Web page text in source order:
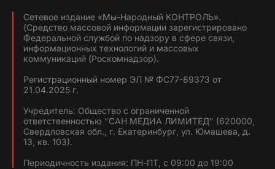
Сетевое издание «Мы-Народный КОНТРОЛЬ».
(Средство массовой информации зарегистрировано
Федеральной службой по надзору в сфере связи,
информационных технологий и массовых
коммуникаций (Роскомнадзор).
Регистрационный номер ЭЛ № ФС77-89373 от
21.04.2025 г.
Учредитель: Общество с ограниченной
ответственностью "САН МЕДИА ЛИМИТЕД" (620000,
Свердловская обл., г. Екатеринбург, ул. Юмашева, д.
13, кв. 103).
Периодичность издания: ПН-ПТ, с 09:00 до 19:00